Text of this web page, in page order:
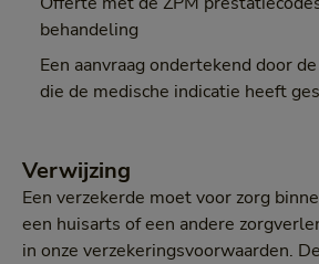
behandeling
Een aanvraag ondertekend door
die de medische indicatie heeft
Verwijzing
Een verzekerde moet voor zorg
een huisarts of een andere
in onze verzekeringsvoorwaarden.